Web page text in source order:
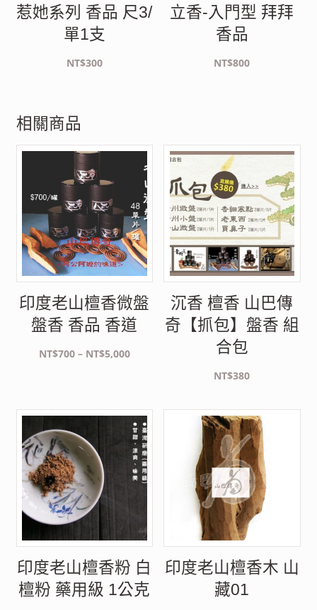
惹她系列 香品 尺3/
單1支
NT$300
立香-入門型 拜拜
香品
NT$800
相關商品
印度老山檀香微盤
盤香 香品 香道
NT$700 – NT$5,000價
NT$700
到
NT$5,000
沉香 檀香 山巴傳
奇【抓包】盤香 組
合包
NT$380
印度老山檀香粉 白
檀粉 藥用級 1公克
印度老山檀香木 山
藏01